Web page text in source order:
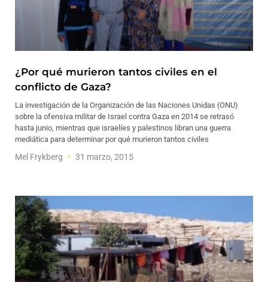
¿Por qué murieron tantos civiles en el
conflicto de Gaza?
La investigación de la Organización de las Naciones Unidas (ONU)
sobre la ofensiva militar de Israel contra Gaza en 2014 se retrasó
hasta junio, mientras que israelíes y palestinos libran una guerra
mediática para determinar por qué murieron tantos civiles
Mel Frykberg 31 marzo, 2015